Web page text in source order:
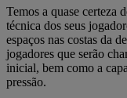
Temos a quase certeza
técnica dos seus
espaços nas costas da
jogadores que serão
inicial, bem como a
pressão.